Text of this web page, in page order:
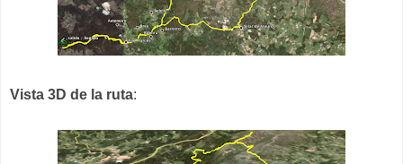
Vista 3D de la ruta: